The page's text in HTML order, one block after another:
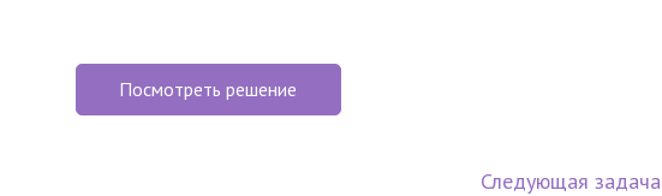
Посмотреть решение
Следующая задача